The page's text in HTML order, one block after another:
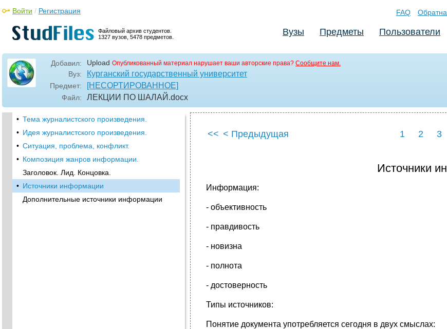
Файловый архив студентов.
1327 вузов, 5478 предметов.
Войти / Регистрация FAQ
Вузы Предметы Пользователи
Добавил: Upload Опубликованный материал нарушает ваши авторские права? Сообщите нам.
Вуз: Курганский государственный университет
Предмет: [НЕСОРТИРОВАННОЕ]
Файл: ЛЕКЦИИ ПО ШАЛАЙ .docx
• Тема журналистского произведения.
• Идея журналистского произведения.
• Ситуация, проблема, конфликт.
• Композиция жанров информации.
Заголовок. Лид. Концовка.
• Источники информации
Дополнительные источники информации
<< < Предыдущая 1 2 3
Источники
Информация:
- объективность
- правдивость
- новизна
- полнота
- достоверность
Типы источников:
Понятие документа употребляется сегодня в двух смыслах: